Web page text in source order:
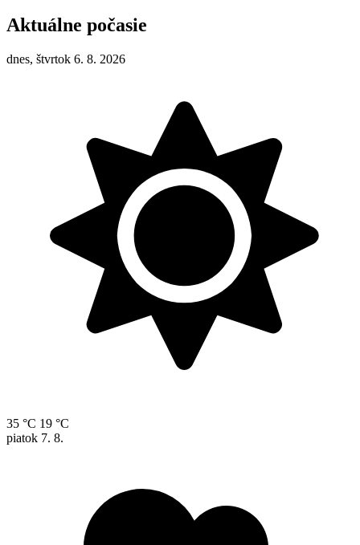
Aktuálne počasie
dnes, štvrtok 6. 8. 2026
35 °C 19 °C
piatok 7. 8.